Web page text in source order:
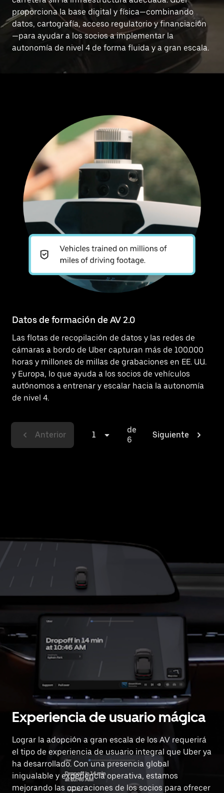
proporciona la base digital y física—combinando
datos, cartografía, acceso regulatorio y financiación
—para ayudar a los socios a implementar la
autonomía de nivel 4 de forma fluida y a gran escala.
Datos de formación de AV 2.0
Las flotas de recopilación de datos y las redes de
cámaras a bordo de Uber capturan más de 100.000
horas y millones de millas de grabaciones en EE. UU.
y Europa, lo que ayuda a los socios de vehículos
autónomos a entrenar y escalar hacia la autonomía
de nivel 4.
Anterior 1
de
6
Siguiente
Experiencia de usuario mágica
Lograr la adopción a gran escala de los AV requerirá
el tipo de experiencia de usuario integral que Uber ya
ha desarrollado. Con una presencia global
inigualable y experiencia operativa, estamos
mejorando las operaciones de los socios para ofrecer